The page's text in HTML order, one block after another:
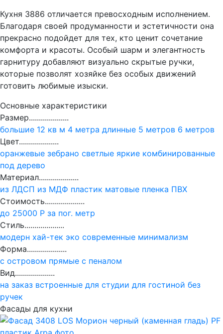
Кухня 3886 отличается превосходным исполнением.
Благодаря своей продуманности и эстетичности она
прекрасно подойдет для тех, кто ценит сочетание
комфорта и красоты. Особый шарм и элегантность
гарнитуру добавляют визуально скрытые ручки,
которые позволят хозяйке без особых движений
готовить любимые изыски.
Основные характеристики
Размер....................
большие 12 кв м 4 метра длинные 5 метров 6 метров
Цвет....................
оранжевые зебрано светлые яркие комбинированные
под дерево
Материал....................
из ЛДСП из МДФ пластик матовые пленка ПВХ
Стоимость....................
до 25000 Р за пог. метр
Стиль....................
модерн хай-тек эко современные минимализм
Форма....................
с островом прямые с пеналом
Вид....................
на заказ встроенные для студии для гостиной без
ручек
Фасады для кухни